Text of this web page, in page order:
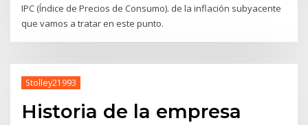
IPC (Índice de Precios de Consumo). de la inflación subyacente
que vamos a tratar en este punto.
Stolley21993
Historia de la empresa